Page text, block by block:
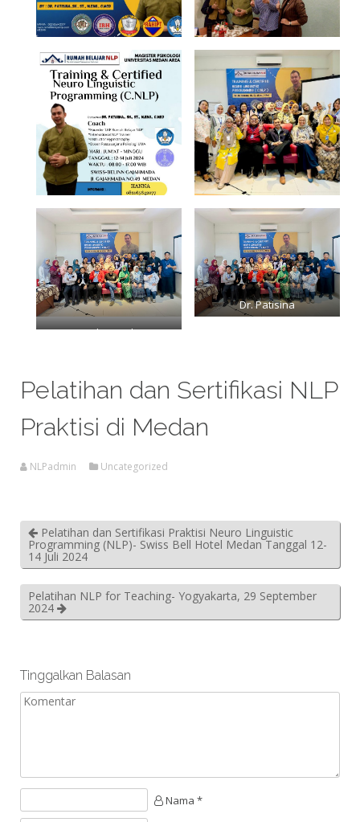
Dr. Patisina
Penyerahan Buku NLP
Pelatihan dan Sertifikasi NLP
Praktisi di Medan
NLPadmin Uncategorized
Pelatihan dan Sertifikasi Praktisi Neuro Linguistic
Programming (NLP)- Swiss Bell Hotel Medan Tanggal 12-
14 Juli 2024
Pelatihan NLP for Teaching- Yogyakarta, 29 September
2024
Tinggalkan Balasan
Nama *